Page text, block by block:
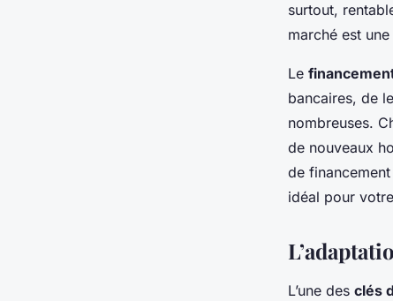
surtout,
marché est
Le
bancaires, de
nombreuses.
de nouveaux
de
idéal pour
L’une des clés